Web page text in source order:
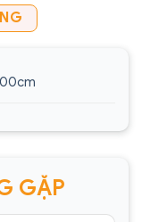
GẶP